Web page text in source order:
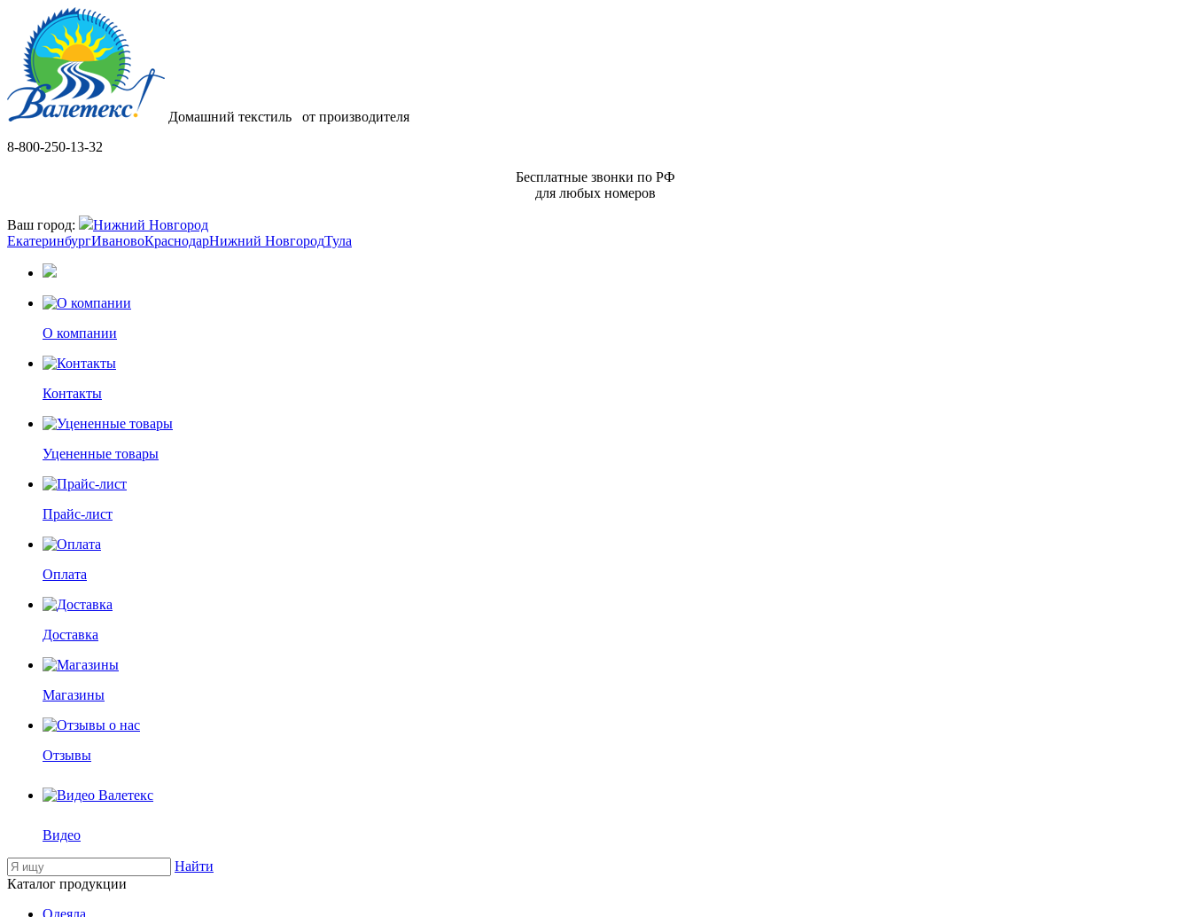
Домашний текстиль от производителя
8-800-250-13-32
Бесплатные звонки по РФ
для любых номеров
Ваш город:
Нижний Новгород
ЕкатеринбургИвановоКраснодарНижний НовгородТула
О компании
Контакты
Уцененные товары
Прайс-лист
Оплата
Доставка
Магазины
Отзывы
Видео
Найти
Каталог продукции
Одеяла